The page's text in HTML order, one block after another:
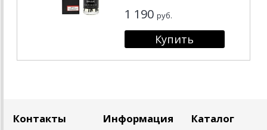
1 190 руб.
Контакты Информация Каталог